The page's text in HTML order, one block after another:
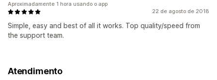
22 de agosto de 2018
Simple, easy and best of all it works. Top quality/speed from
the support team.
Aproximadamente 1 hora usando o app
Atendimento